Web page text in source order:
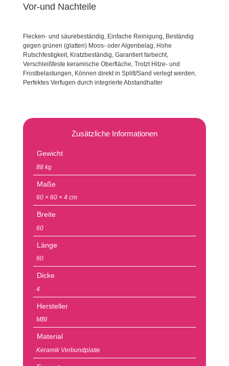
Vor-und Nachteile
Flecken- und säurebeständig, Einfache Reinigung, Beständig
gegen grünen (glatten) Moos- oder Algenbelag, Hohe
Rutschfestigkeit, Kratzbeständig, Garantiert farbecht,
Verschleißfeste keramische Oberfläche, Trotzt Hitze- und
Frostbelastungen, Können direkt in Splitt/Sand verlegt werden,
Perfektes Verfugen durch integrierte Abstandhalter
Zusätzliche Informationen
Gewicht
88 kg
Maße
60 × 60 × 4 cm
Breite
60
Länge
60
Dicke
4
Hersteller
MBI
Material
Keramik Verbundplatte